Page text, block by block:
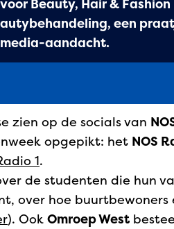
Beauty, Hair &
een
aandacht.
zien op de socials van
opgepikt: het NOS
1.
de studenten die hun
over hoe
). Ook Omroep West